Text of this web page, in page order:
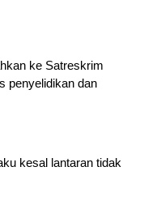
ke Satreskrim
penyelidikan dan
kesal lantaran tidak